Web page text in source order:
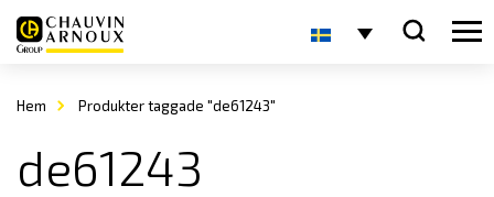
Hem Produkter taggade "de61243"
de61243